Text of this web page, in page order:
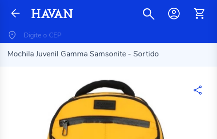
Mochila Juvenil Gamma Samsonite - Sortido